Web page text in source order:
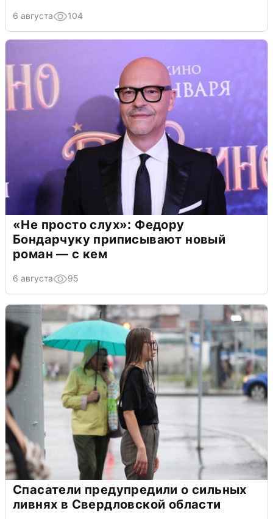
6 августа 104
«Не просто слух»: Федору
Бондарчуку приписывают новый
роман — с кем
6 августа 95
Спасатели предупредили о сильных
ливнях в Свердловской области